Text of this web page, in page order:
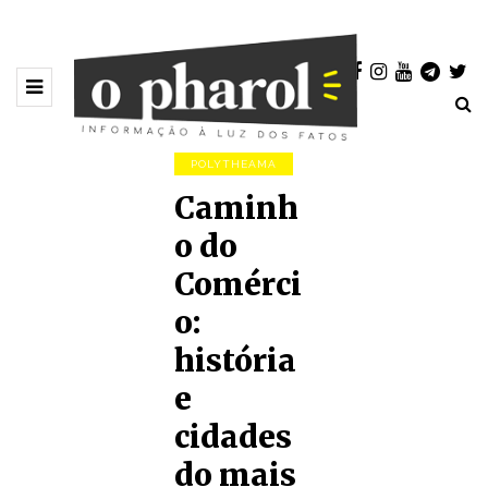
POLYTHEAMA
Caminh
o do
Comérci
o:
história
e
cidades
do mais